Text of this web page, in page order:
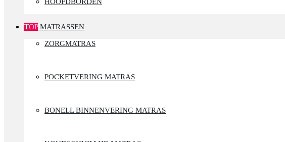
TOP MATRASSEN
ZORGMATRAS
POCKETVERING MATRAS
BONELL BINNENVERING MATRAS